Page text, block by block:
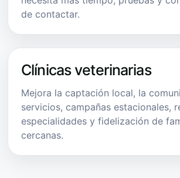
de contactar.
Clínicas veterinarias
Mejora la captación local, la
servicios, campañas estacionales,
especialidades y fidelización de
cercanas.